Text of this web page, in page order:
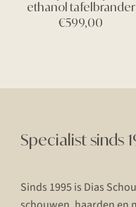
ethanol tafelbrander
€599,00
Specialist sinds
Sinds 1995 is Dias